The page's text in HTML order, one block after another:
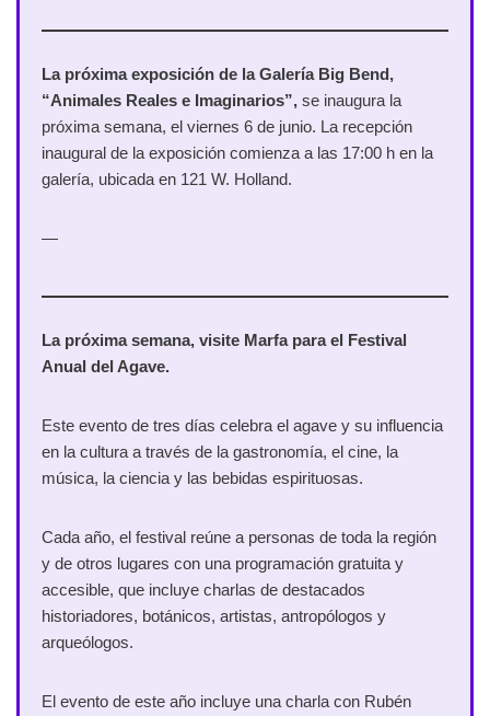
La próxima exposición de la Galería Big Bend,
“Animales Reales e Imaginarios”, se inaugura la
próxima semana, el viernes 6 de junio. La recepción
inaugural de la exposición comienza a las 17:00 h en la
galería, ubicada en 121 W. Holland.
—
La próxima semana, visite Marfa para el Festival
Anual del Agave.
Este evento de tres días celebra el agave y su influencia
en la cultura a través de la gastronomía, el cine, la
música, la ciencia y las bebidas espirituosas.
Cada año, el festival reúne a personas de toda la región
y de otros lugares con una programación gratuita y
accesible, que incluye charlas de destacados
historiadores, botánicos, artistas, antropólogos y
arqueólogos.
El evento de este año incluye una charla con Rubén